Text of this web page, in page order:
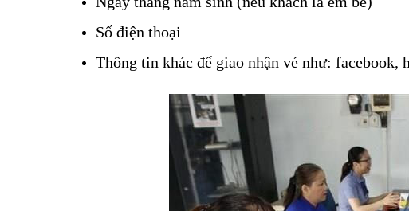
Số điện thoại
Thông tin khác để giao nhận vé như: